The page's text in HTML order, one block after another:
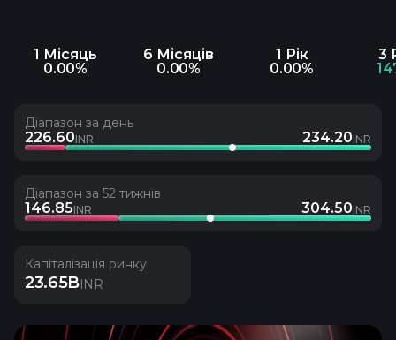
1 Місяць
0.00%
6 Місяців
0.00%
1 Рік
0.00%
3
Діапазон за день
226.60INR 234.20INR
Діапазон за 52 тижнів
146.85INR 304.50INR
Капіталізація ринку
23.65BINR